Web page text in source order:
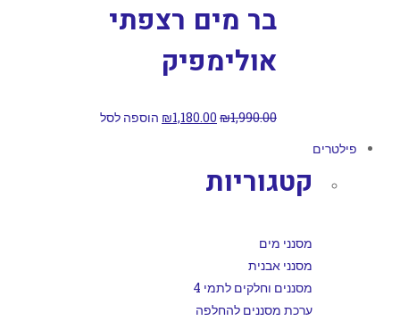
בר מים רצפתי
אולימפיק
₪1,990.00
₪1,180.00
הוספה לסל
פילטרים
קטגוריות
מסנני מים
מסנני אבנית
מסננים וחלקים לתמי 4
ערכת מסננים להחלפה